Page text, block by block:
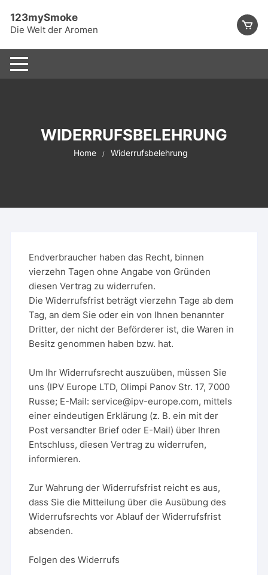
content
123mySmoke
Die Welt der Aromen
WIDERRUFSBELEHRUNG
Home Widerrufsbelehrung
Endverbraucher haben das Recht, binnen
vierzehn Tagen ohne Angabe von Gründen
diesen Vertrag zu widerrufen.
Die Widerrufsfrist beträgt vierzehn Tage ab dem
Tag, an dem Sie oder ein von Ihnen benannter
Dritter, der nicht der Beförderer ist, die Waren in
Besitz genommen haben bzw. hat.
Um Ihr Widerrufsrecht auszuüben, müssen Sie
uns (IPV Europe LTD, Olimpi Panov Str. 17, 7000
Russe; E-Mail: service@ipv-europe.com, mittels
einer eindeutigen Erklärung (z. B. ein mit der
Post versandter Brief oder E-Mail) über Ihren
Entschluss, diesen Vertrag zu widerrufen,
informieren.
Zur Wahrung der Widerrufsfrist reicht es aus,
dass Sie die Mitteilung über die Ausübung des
Widerrufsrechts vor Ablauf der Widerrufsfrist
absenden.
Folgen des Widerrufs